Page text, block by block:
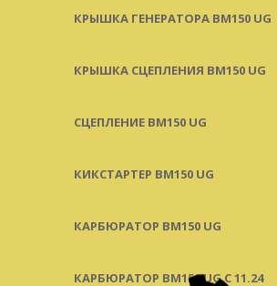
КРЫШКА ГЕНЕРАТОРА BM150 UG
КРЫШКА СЦЕПЛЕНИЯ BM150 UG
СЦЕПЛЕНИЕ BM150 UG
КИКСТАРТЕР BM150 UG
КАРБЮРАТОР BM150 UG
КАРБЮРАТОР BM150 UG С 11.24